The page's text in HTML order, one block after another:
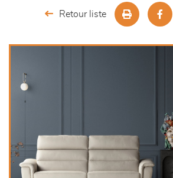
Retour liste